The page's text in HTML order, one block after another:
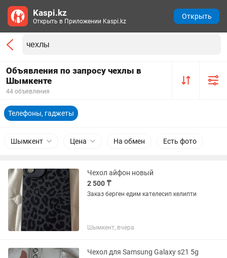
Объявления по запросу чехлы в
Шымкенте
44 объявления
Телефоны, гаджеты
Шымкент Цена На обмен Есть фото
Чехол айфон новый
2 500 ₸
Заказ берген едим кателесип келипти
Шымкент, вчера
Чехол для Samsung Galaxy s21 5g
Kaspi.kz
Открыть в Приложении Kaspi.kz
Открыть